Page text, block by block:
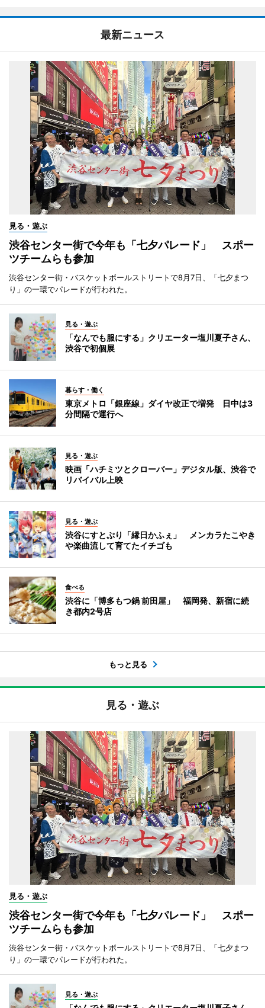
最新ニュース
見る・遊ぶ
渋谷センター街で今年も「七夕パレード」 スポー
ツチームらも参加
渋谷センター街・バスケットボールストリートで8月7日、「七夕まつ
り」の一環でパレードが行われた。
見る・遊ぶ
「なんでも服にする」クリエーター塩川夏子さん、
渋谷で初個展
暮らす・働く
東京メトロ「銀座線」ダイヤ改正で増発 日中は3
分間隔で運行へ
見る・遊ぶ
映画「ハチミツとクローバー」デジタル版、渋谷で
リバイバル上映
見る・遊ぶ
渋谷にすとぷり「縁日かふぇ」 メンカラたこやき
や楽曲流して育てたイチゴも
食べる
渋谷に「博多もつ鍋 前田屋」 福岡発、新宿に続
き都内2号店
もっと見る
見る・遊ぶ
見る・遊ぶ
渋谷センター街で今年も「七夕パレード」 スポー
ツチームらも参加
渋谷センター街・バスケットボールストリートで8月7日、「七夕まつ
り」の一環でパレードが行われた。
見る・遊ぶ